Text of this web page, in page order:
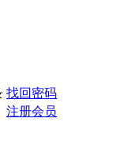
找回密码
注册会员